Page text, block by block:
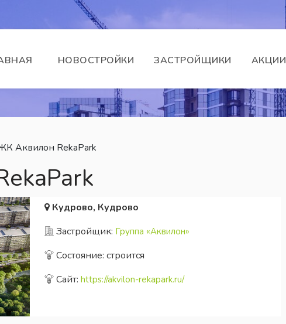
НОВОСТРОЙКИ ЗАСТРОЙЩИКИ АКЦИИ
Аквилон RekaPark
Кудрово, Кудрово
Застройщик: Группа «Аквилон»
Состояние: строится
Сайт: https://akvilon-rekapark.ru/